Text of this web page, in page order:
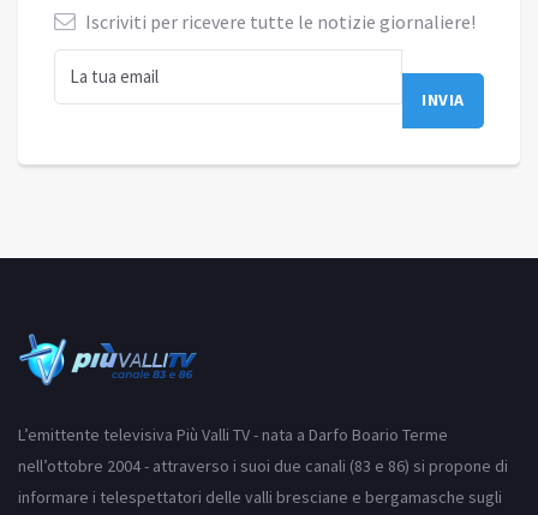
Iscriviti per ricevere tutte le notizie giornaliere!
L’emittente televisiva Più Valli TV - nata a Darfo Boario Terme
nell’ottobre 2004 - attraverso i suoi due canali (83 e 86) si propone di
informare i telespettatori delle valli bresciane e bergamasche sugli